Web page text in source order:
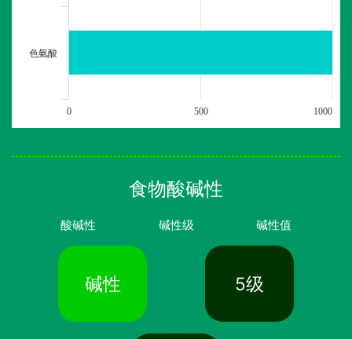
色氨酸
0 500 1000
食物酸碱性
酸碱性 碱性级 碱性值
碱性 5级